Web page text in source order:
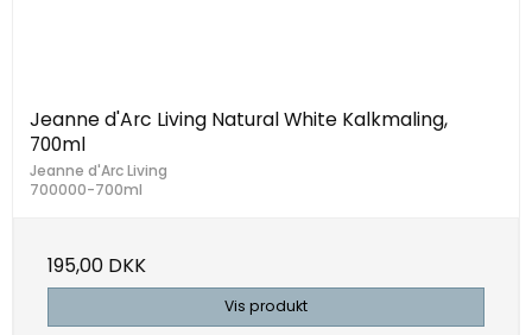
Jeanne d'Arc Living Natural White Kalkmaling,
700ml
Jeanne d'Arc Living
700000-700ml
195,00 DKK
Vis produkt